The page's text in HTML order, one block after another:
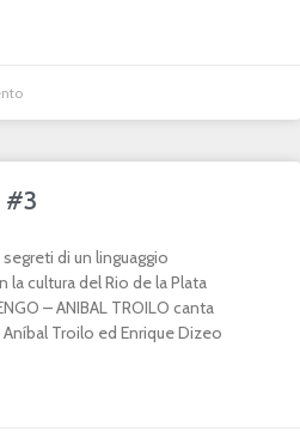
#3
di un linguaggio
cultura del Rio de la Plata
– ANIBAL TROILO canta
Aníbal Troilo ed Enrique Dizeo